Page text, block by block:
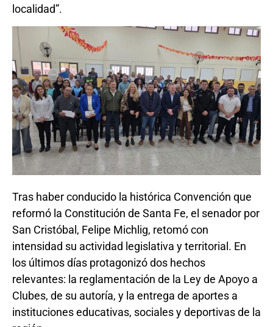
localidad”.
Tras haber conducido la histórica Convención que
reformó la Constitución de Santa Fe, el senador por
San Cristóbal, Felipe Michlig, retomó con
intensidad su actividad legislativa y territorial. En
los últimos días protagonizó dos hechos
relevantes: la reglamentación de la Ley de Apoyo a
Clubes, de su autoría, y la entrega de aportes a
instituciones educativas, sociales y deportivas de la